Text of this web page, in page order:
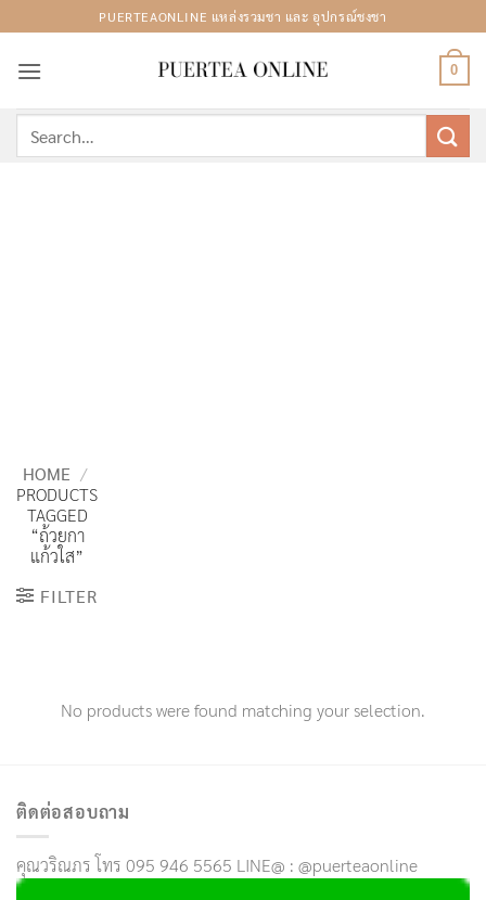
to
content
PUERTEAONLINE แหล่งรวมชา และ อุปกรณ์ชงชา
0
for:
HOME /
PRODUCTS
TAGGED
“ถ้วยกา
แก้วใส”
FILTER
No products were found matching your selection.
ติดต่อสอบถาม
คุณวริณภร โทร 095 946 5565 LINE@ : @puerteaonline